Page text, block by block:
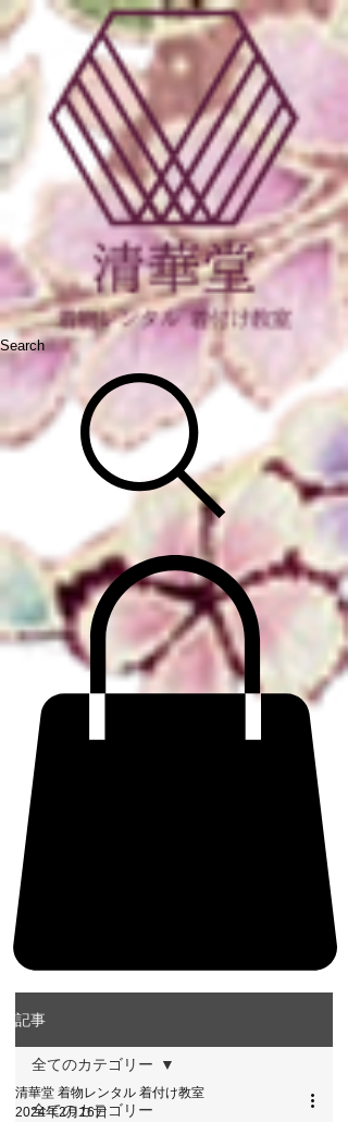
Search
記事
全てのカテゴリー
全てのカテゴリー
清華堂 着物レンタル 着付け教室
2024年2月16日